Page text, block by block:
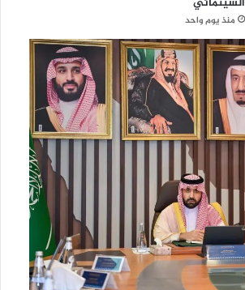
منذ يوم واحد